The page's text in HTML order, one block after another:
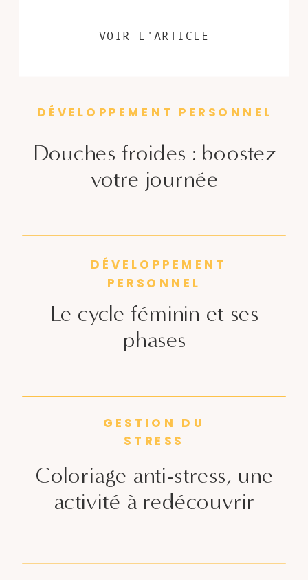
créativité, améliorer votre
VOIR L'ARTICLE
Douches froides : boostez
votre journée
DÉVELOPPEMENT PERSONNEL
Le cycle féminin et ses
phases
DÉVELOPPEMENT
PERSONNEL
Coloriage anti-stress, une
activité à redécouvrir
GESTION DU
STRESS